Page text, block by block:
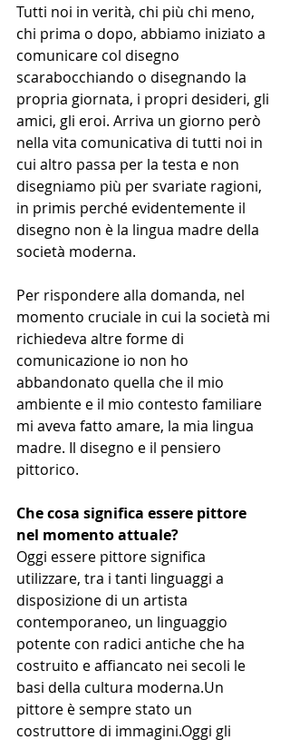
Tutti noi in verità, chi più chi meno,
chi prima o dopo, abbiamo iniziato a
comunicare col disegno
scarabocchiando o disegnando la
propria giornata, i propri desideri, gli
amici, gli eroi. Arriva un giorno però
nella vita comunicativa di tutti noi in
cui altro passa per la testa e non
disegniamo più per svariate ragioni,
in primis perché evidentemente il
disegno non è la lingua madre della
società moderna.
Per rispondere alla domanda, nel
momento cruciale in cui la società mi
richiedeva altre forme di
comunicazione io non ho
abbandonato quella che il mio
ambiente e il mio contesto familiare
mi aveva fatto amare, la mia lingua
madre. Il disegno e il pensiero
pittorico.
Che cosa significa essere pittore
nel momento attuale?
Oggi essere pittore significa
utilizzare, tra i tanti linguaggi a
disposizione di un artista
contemporaneo, un linguaggio
potente con radici antiche che ha
costruito e affiancato nei secoli le
basi della cultura moderna.Un
pittore è sempre stato un
costruttore di immagini.Oggi gli